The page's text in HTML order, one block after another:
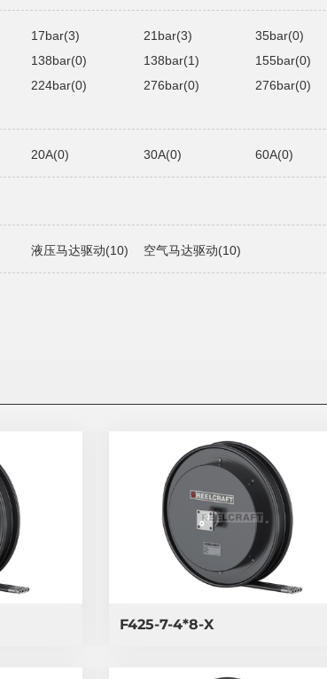
17bar(3) 21bar(3) 35bar(0)
138bar(0) 138bar(1) 155bar(0)
224bar(0) 276bar(0) 276bar(0)
20A(0) 30A(0) 60A(0)
液压马达驱动(10) 空气马达驱动(10)
F425-7-4*8-X